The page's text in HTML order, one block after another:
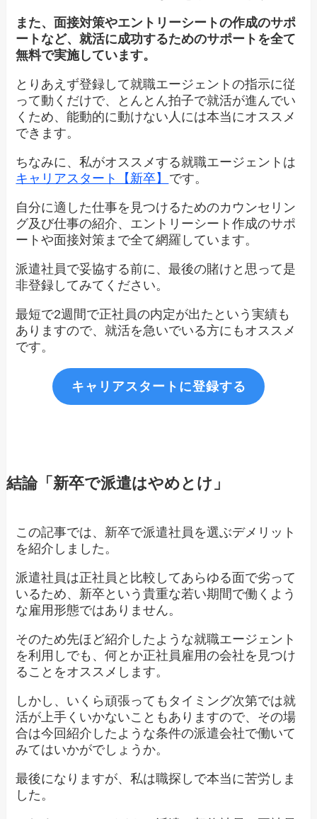
また、面接対策やエントリーシートの作成のサポ
ートなど、就活に成功するためのサポートを全て
無料で実施しています。
とりあえず登録して就職エージェントの指示に従
って動くだけで、とんとん拍子で就活が進んでい
くため、能動的に動けない人には本当にオススメ
できます。
ちなみに、私がオススメする就職エージェントは
キャリアスタート【新卒】 です。
自分に適した仕事を見つけるためのカウンセリン
グ及び仕事の紹介、エントリーシート作成のサポ
ートや面接対策まで全て網羅しています。
派遣社員で妥協する前に、最後の賭けと思って是
非登録してみてください。
最短で2週間で正社員の内定が出たという実績も
ありますので、就活を急いでいる方にもオススメ
です。
キャリアスタートに登録する
結論「新卒で派遣はやめとけ」
この記事では、新卒で派遣社員を選ぶデメリット
を紹介しました。
派遣社員は正社員と比較してあらゆる面で劣って
いるため、新卒という貴重な若い期間で働くよう
な雇用形態ではありません。
そのため先ほど紹介したような就職エージェント
を利用しでも、何とか正社員雇用の会社を見つけ
ることをオススメします。
しかし、いくら頑張ってもタイミング次第では就
活が上手くいかないこともありますので、その場
合は今回紹介したような条件の派遣会社で働いて
みてはいかがでしょうか。
最後になりますが、私は職探しで本当に苦労しま
した。